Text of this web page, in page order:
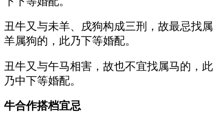
丑牛又与未羊、戌狗构成三刑，故最忌找属
羊属狗的，此乃下等婚配。
丑牛又与午马相害，故也不宜找属马的，此
乃中下等婚配。
牛合作搭档宜忌